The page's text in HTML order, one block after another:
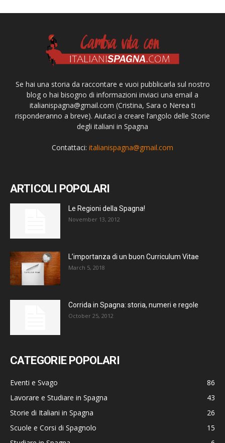
Se hai una storia da raccontare e vuoi pubblicarla sul nostro
blog o hai bisogno di informazioni inviaci una email a
italianispagna@gmail.com (Cristina, Sara o Nerea ti
risponderanno a breve). Aiutaci a creare l’angolo delle Storie
degli italiani in Spagna
Contattaci: italianispagna@gmail.com
ARTICOLI POPOLARI
Le Regioni della Spagna!
November 13, 2012
L’importanza di un buon Curriculum Vitae
March 5, 2018
Corrida in Spagna: storia, numeri e regole
October 25, 2012
CATEGORIE POPOLARI
Eventi e Svago
86
Lavorare e Studiare in Spagna
43
Storie di Italiani in Spagna
26
Scuole e Corsi di Spagnolo
15